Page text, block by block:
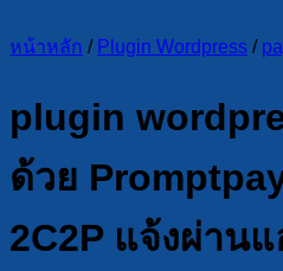
หน้าหลัก / Plugin Wordpress /
plugin
ด้วย
2C2P แจ้งผ่าน